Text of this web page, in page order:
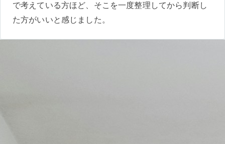
で考えている方ほど、そこを一度整理してから判断し
た方がいいと感じました。